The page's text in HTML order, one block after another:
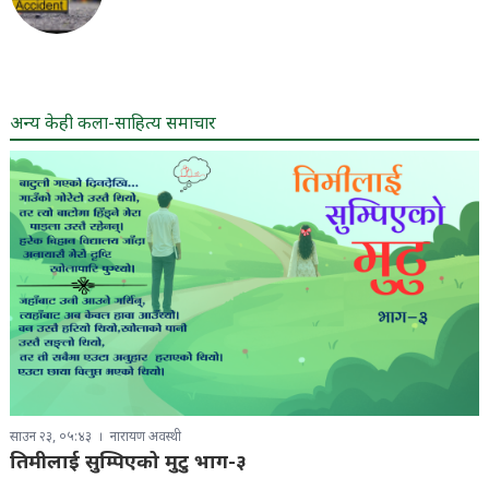
अन्य केही कला-साहित्य समाचार
साउन २३, ०५:४३ नारायण अवस्थी
तिमीलाई सुम्पिएको मुटु भाग-३